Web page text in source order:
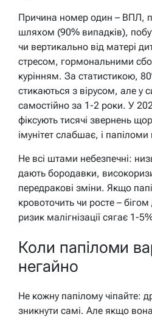
Причина номер один – ВПЛ,
шляхом (90% випадків),
чи вертикально від матері
стресом, гормональними
курінням. За статистикою,
стикаються з вірусом, але у
самостійно за 1-2 роки. У
фіксують тисячі звернень
імунітет слабшає, і
Не всі штами небезпечні:
дають бородавки,
передракові зміни. Якщо
кровоточить чи росте –
ризик малігнізації сягає 1-
Коли папіломи
негайно
Не кожну папілому чіпайте:
зникнути самі. Але якщо